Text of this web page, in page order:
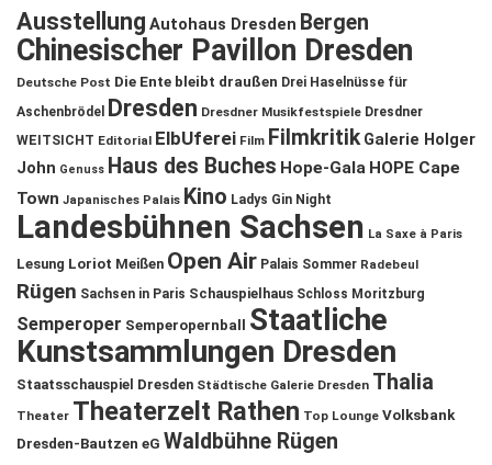
Ausstellung Autohaus Dresden Bergen
Chinesischer Pavillon Dresden
Deutsche Post Die Ente bleibt draußen Drei Haselnüsse für
Aschenbrödel
Dresden Dresdner Musikfestspiele Dresdner
WEITSICHT Editorial ElbUferei Film Filmkritik Galerie Holger
John Genuss Haus des Buches Hope-Gala HOPE Cape
Town Japanisches Palais Kino Ladys Gin Night
Landesbühnen Sachsen La Saxe à Paris
Lesung Loriot Meißen Open Air Palais Sommer Radebeul
Rügen Sachsen in Paris Schauspielhaus Schloss Moritzburg
Semperoper Semperopernball
Staatliche
Kunstsammlungen Dresden
Staatsschauspiel Dresden Städtische Galerie Dresden Thalia
Theater Theaterzelt Rathen Top Lounge Volksbank
Dresden-Bautzen eG Waldbühne Rügen